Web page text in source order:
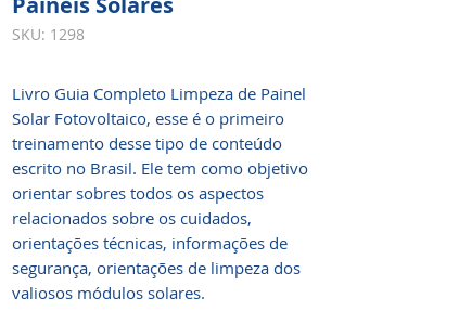
SKU: 1298
Livro Guia Completo Limpeza de Painel
Solar Fotovoltaico, esse é o primeiro
treinamento desse tipo de conteúdo
escrito no Brasil. Ele tem como objetivo
orientar sobres todos os aspectos
relacionados sobre os cuidados,
orientações técnicas, informações de
segurança, orientações de limpeza dos
valiosos módulos solares.